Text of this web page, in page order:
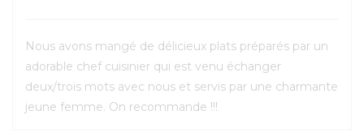
Nous avons mangé de délicieux plats préparés par un
adorable chef cuisinier qui est venu échanger
deux/trois mots avec nous et servis par une charmante
jeune femme. On recommande !!!